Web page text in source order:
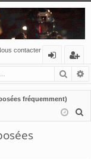
contacter
n
’e
nr
eg
fréquemment)